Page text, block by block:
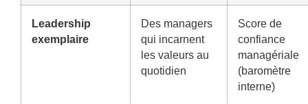
Leadership
exemplaire
Des managers
qui incarnent
les valeurs au
quotidien
Score de
confiance
managériale
(baromètre
interne)